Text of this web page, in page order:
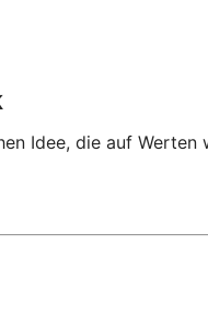
Idee, die auf